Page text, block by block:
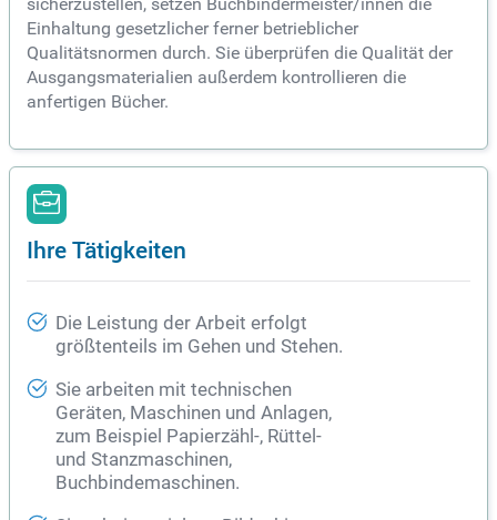
sicherzustellen, setzen Buchbindermeister/innen die
Einhaltung gesetzlicher ferner betrieblicher
Qualitätsnormen durch. Sie überprüfen die Qualität der
Ausgangsmaterialien außerdem kontrollieren die
anfertigen Bücher.
Ihre Tätigkeiten
Die Leistung der Arbeit erfolgt
größtenteils im Gehen und Stehen.
Sie arbeiten mit technischen
Geräten, Maschinen und Anlagen,
zum Beispiel Papierzähl-, Rüttel-
und Stanzmaschinen,
Buchbindemaschinen.